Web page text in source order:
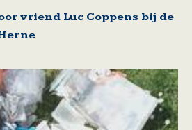
vriend Luc Coppens bij de